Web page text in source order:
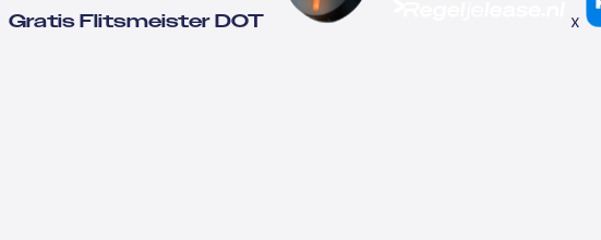
Gratis Flitsmeister DOT x